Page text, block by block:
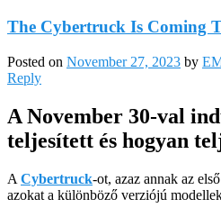
The Cybertruck Is Coming
Posted on November 27, 2023 by
Reply
A November 30-val
teljesített és hogyan
A Cybertruck-ot, azaz annak az
azokat a különböző verziójú